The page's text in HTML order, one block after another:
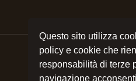
Questo sito utilizza
policy e cookie che
responsabilità di terze
navigazione